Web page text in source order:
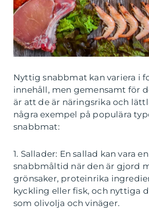
Nyttig snabbmat kan variera i
innehåll, men gemensamt för
är att de är näringsrika och
några exempel på populära
snabbmat:
1. Sallader: En sallad kan vara
snabbmåltid när den är gjord
grönsaker, proteinrika
kyckling eller fisk, och nyttiga
som olivolja och vinäger.